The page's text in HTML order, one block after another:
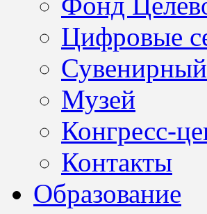
Цифровые
Музей
Конгресс-
Контакты
Образование